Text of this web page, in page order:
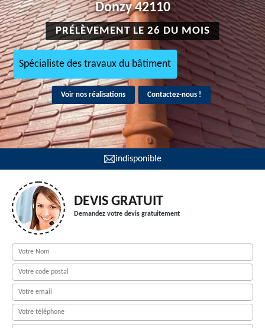
Donzy 42110
PRÉLÈVEMENT LE 26 DU MOIS
Spécialiste des travaux du bâtiment
Voir nos réalisations Contactez-nous !
indisponible
DEVIS GRATUIT
Demandez votre devis gratuitement